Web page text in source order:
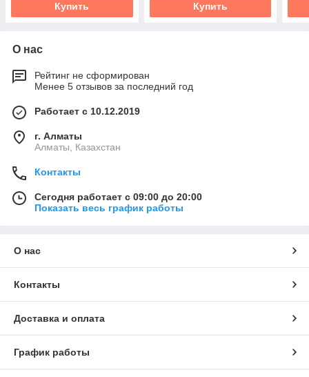
Купить Купить
О нас
Рейтинг не сформирован
Менее 5 отзывов за последний год
Работает с 10.12.2019
г. Алматы
Алматы, Казахстан
Контакты
Сегодня работает с 09:00 до 20:00
Показать весь график работы
О нас
Контакты
Доставка и оплата
График работы